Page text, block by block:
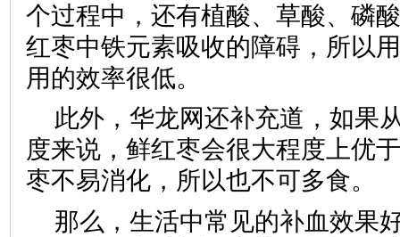
个过程中，还有植酸、草酸、磷
红枣中铁元素吸收的障碍，所以
用的效率很低。
此外，华龙网还补充道，如果
度来说，鲜红枣会很大程度上优
枣不易消化，所以也不可多食。
那么，生活中常见的补血效果